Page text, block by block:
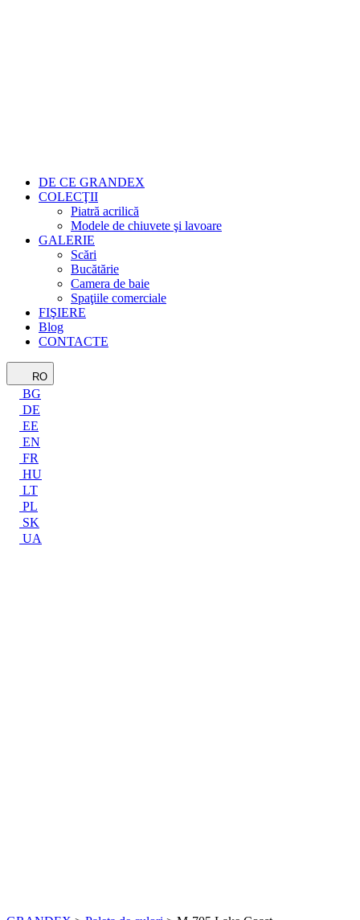
DE CE GRANDEX
COLECŢII
Piatră acrilică
Modele de chiuvete şi lavoare
GALERIE
Scări
Bucătărie
Camera de baie
Spaţiile comerciale
FIŞIERE
Blog
CONTACTE
RO
BG
DE
EE
EN
FR
HU
LT
PL
SK
UA